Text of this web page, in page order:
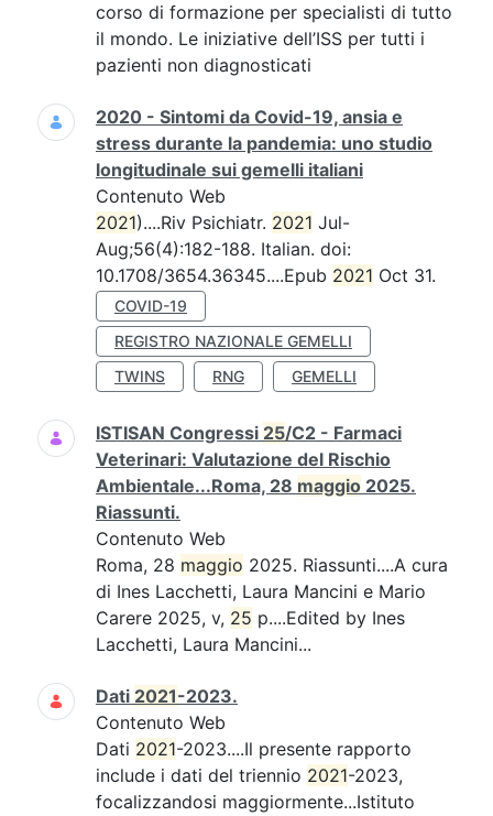
corso di formazione per specialisti di tutto
il mondo. Le iniziative dell’ISS per tutti i
pazienti non diagnosticati
2020 - Sintomi da Covid-19, ansia e
stress durante la pandemia: uno studio
longitudinale sui gemelli italiani
Contenuto Web
2021)....Riv Psichiatr. 2021 Jul-
Aug;56(4):182-188. Italian. doi:
10.1708/3654.36345....Epub 2021 Oct 31.
COVID-19
REGISTRO NAZIONALE GEMELLI
TWINS
RNG GEMELLI
ISTISAN Congressi 25/C2 - Farmaci
Veterinari: Valutazione del Rischio
Ambientale...Roma, 28 maggio 2025.
Riassunti.
Contenuto Web
Roma, 28 maggio 2025. Riassunti....A cura
di Ines Lacchetti, Laura Mancini e Mario
Carere 2025, v, 25 p....Edited by Ines
Lacchetti, Laura Mancini...
Dati 2021-2023.
Contenuto Web
Dati 2021-2023....Il presente rapporto
include i dati del triennio 2021-2023,
focalizzandosi maggiormente...Istituto